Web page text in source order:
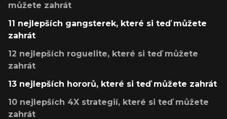
můžete zahrát
11 nejlepších gangsterek, které si teď můžete
zahrát
12 nejlepších roguelite, které si teď můžete
zahrát
13 nejlepších hororů, které si teď můžete zahrát
10 nejlepších 4X strategií, které si teď můžete
zahrát